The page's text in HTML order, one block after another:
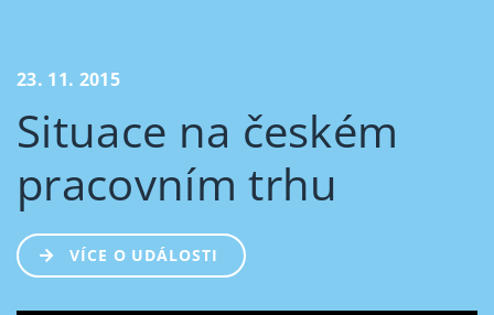
23. 11. 2015
Situace na českém
pracovním trhu
VÍCE O UDÁLOSTI